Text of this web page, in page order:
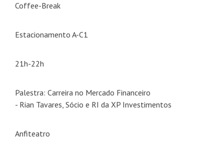
Coffee-Break
Estacionamento A-C1
21h-22h
Palestra: Carreira no Mercado Financeiro
- Rian Tavares, Sócio e RI da XP Investimentos
Anfiteatro